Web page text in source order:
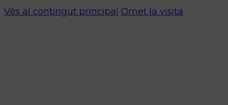
Vés al contingut principal Omet la visita